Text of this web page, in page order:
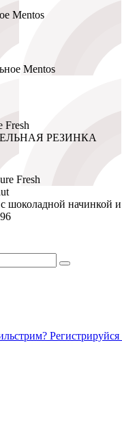
Mentos
Fresh
РЕЗИНКА
шоколадной начинкой